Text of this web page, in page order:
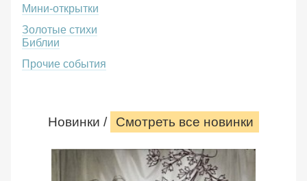
Мини-открытки
Золотые стихи
Библии
Прочие события
Новинки / Смотреть все новинки